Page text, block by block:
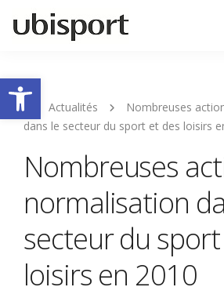
Ouvrir la barre
Actualités
Nombreuses
dans le secteur du sport et des loisirs
Nombreuses
normalisation
secteur du
loisirs en 2010